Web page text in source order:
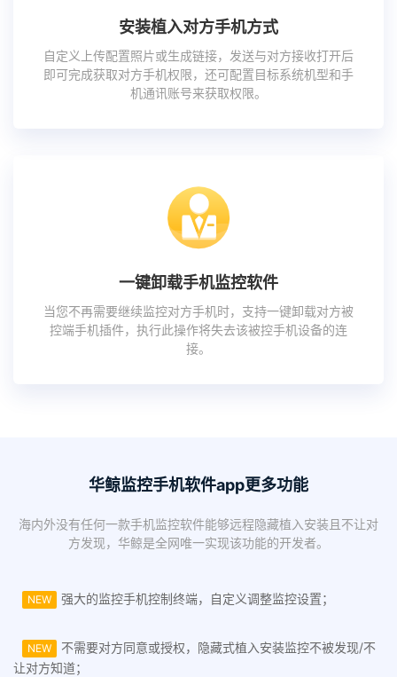
安装植入对方手机方式
自定义上传配置照片或生成链接，发送与对方接收打开后
即可完成获取对方手机权限，还可配置目标系统机型和手
机通讯账号来获取权限。
一键卸载手机监控软件
当您不再需要继续监控对方手机时，支持一键卸载对方被
控端手机插件，执行此操作将失去该被控手机设备的连
接。
华鲸监控手机软件app更多功能
海内外没有任何一款手机监控软件能够远程隐藏植入安装且不让对
方发现，华鲸是全网唯一实现该功能的开发者。
NEW 强大的监控手机控制终端，自定义调整监控设置；
NEW
不需要对方同意或授权，隐藏式植入安装监控不被发现/不
让对方知道；